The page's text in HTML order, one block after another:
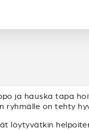
ja hauska tapa
ryhmälle on tehty
löytyvätkin